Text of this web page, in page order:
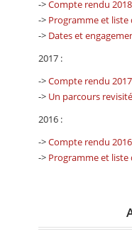
->Compte rendu 2018
-> Programme et liste
-> Dates et
2017 :
->Compte rendu 2017
-> Un parcours
2016 :
->Compte rendu 2016
-> Programme et liste